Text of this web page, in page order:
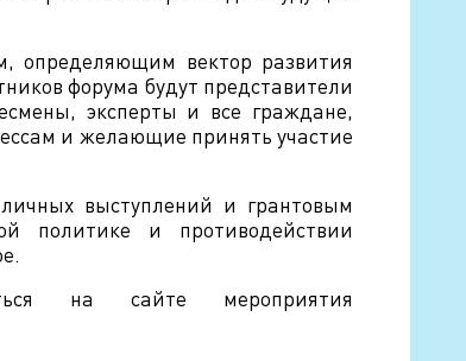
определяющим вектор развития
форума будут представители
эксперты и все граждане,
и желающие принять участие
выступлений и грантовым
политике и противодействии
на сайте мероприятия